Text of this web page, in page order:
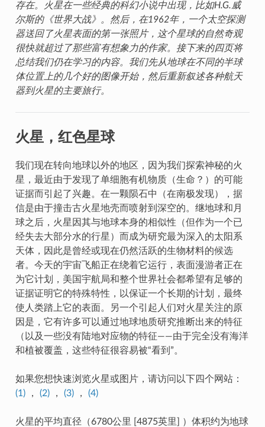
存在。火星在一些经典的科幻小说中出现，比如H.G.威
尔斯的《世界大战》。然后，在1962年，一个太空探测
器送回了火星表面的第一张照片，这个星球的自然奇观
很快就超过了那些富有想象力的作家。接下来的四页将
总结我们仍在学习的内容。我们先从地球在不同的半球
体位置上的几个好的图像开始，然后重新叙述各种航天
器到火星的主要旅行。
火星，红色星球
我们现在转向地球以外的地区，因为我们探索神秘的火
星，最近由于发现了单细胞有机物质（生命？）的可能
证据而引起了兴趣。在一颗陨石中（在南极发现），据
信是由于撞击古火星地壳而喷射到深空的。继地球和月
球之后，火星因其与地球本身的相似性（但作为一个已
经失去大部分水的行星）而成为研究最为深入的太阳系
天体，因此是曾经或现在仍然活跃的生物材料的候选
者。今天的宇宙飞船正在绕着它运行，表面漫游者正在
为它计划，美国宇航局和整个世界社会都希望有足够的
证据证明它的特殊特性，以保证一个长期的计划，最终
使人类踏上它的表面。另一个引起人们对火星关注的原
因是，它有许多可以通过地球地质研究推断出来的特征
（以及一些没有陆地对应物的特征——由于完全没有海洋
和植被覆盖，这些特征很容易被“看到”。
如果您想快速浏览火星或图片，请访问以下四个网站：
(1)， (2)， (3)， (4)
火星的平均直径（6780公里 [4875英里] ）体积约为地球